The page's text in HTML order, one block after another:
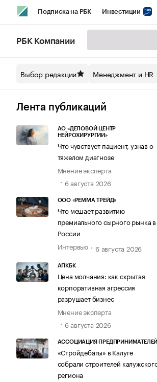
Подписка на РБК Инвестиции
Спецпроекты СПб Конференции
Технологии и медиа
РБК Компании
Выбор редакции Менеджмент и HR
Лента публикаций
АО «ДЕЛОВОЙ ЦЕНТР
НЕЙРОХИРУРГИИ»
Что чувствует пациент, узнав о
тяжелом диагнозе
Мнение эксперта
6 августа 2026
ООО «РЕММА ТРЕЙД»
Что мешает развитию
премиального сырного рынка в
России
Интервью
6 августа 2026
АПКБК
Цена молчания: как скрытая
корпоративная агрессия
разрушает бизнес
Мнение эксперта
6 августа 2026
АССОЦИАЦИЯ ПРЕДПРИНИМАТЕЛЕЙ
«Стройдебаты» в Калуге
собрали строителей
региона